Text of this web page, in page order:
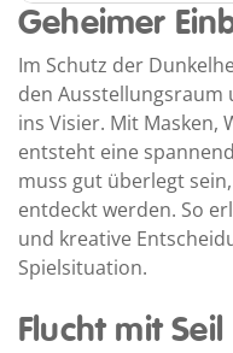
Geheimer
Im Schutz der
den Ausstellungsraum
ins Visier. Mit Masken,
entsteht eine
muss gut überlegt
entdeckt werden. So
und kreative
Spielsituation.
Flucht mit